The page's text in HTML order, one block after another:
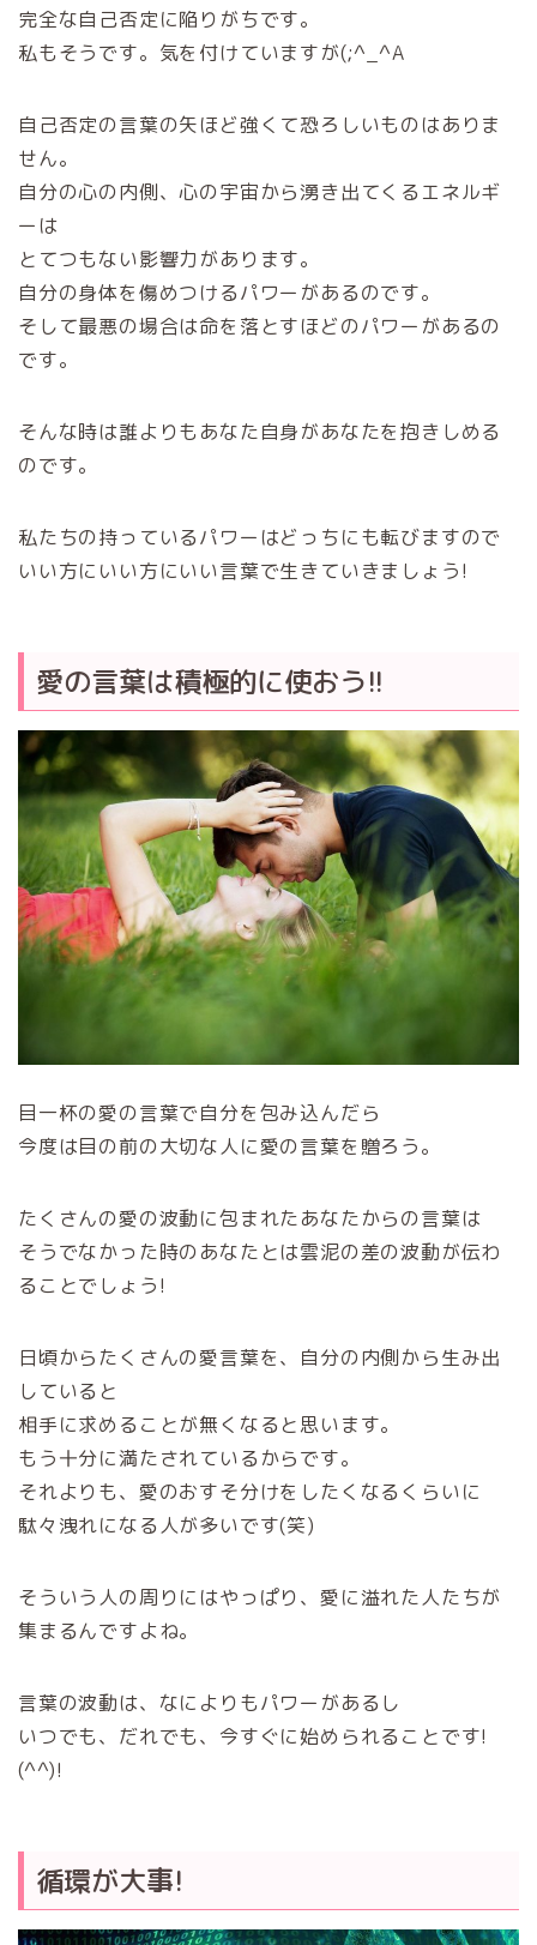
完全な自己否定に陥りがちです。
私もそうです。気を付けていますが(;^_^A
自己否定の言葉の矢ほど強くて恐ろしいものはありま
せん。
自分の心の内側、心の宇宙から湧き出てくるエネルギ
ーは
とてつもない影響力があります。
自分の身体を傷めつけるパワーがあるのです。
そして最悪の場合は命を落とすほどのパワーがあるの
です。
そんな時は誰よりもあなた自身があなたを抱きしめる
のです。
私たちの持っているパワーはどっちにも転びますので
いい方にいい方にいい言葉で生きていきましょう!
愛の言葉は積極的に使おう!!
目一杯の愛の言葉で自分を包み込んだら
今度は目の前の大切な人に愛の言葉を贈ろう。
たくさんの愛の波動に包まれたあなたからの言葉は
そうでなかった時のあなたとは雲泥の差の波動が伝わ
ることでしょう!
日頃からたくさんの愛言葉を、自分の内側から生み出
していると
相手に求めることが無くなると思います。
もう十分に満たされているからです。
それよりも、愛のおすそ分けをしたくなるくらいに
駄々洩れになる人が多いです(笑)
そういう人の周りにはやっぱり、愛に溢れた人たちが
集まるんですよね。
言葉の波動は、なによりもパワーがあるし
いつでも、だれでも、今すぐに始められることです!
(^^)!
循環が大事!